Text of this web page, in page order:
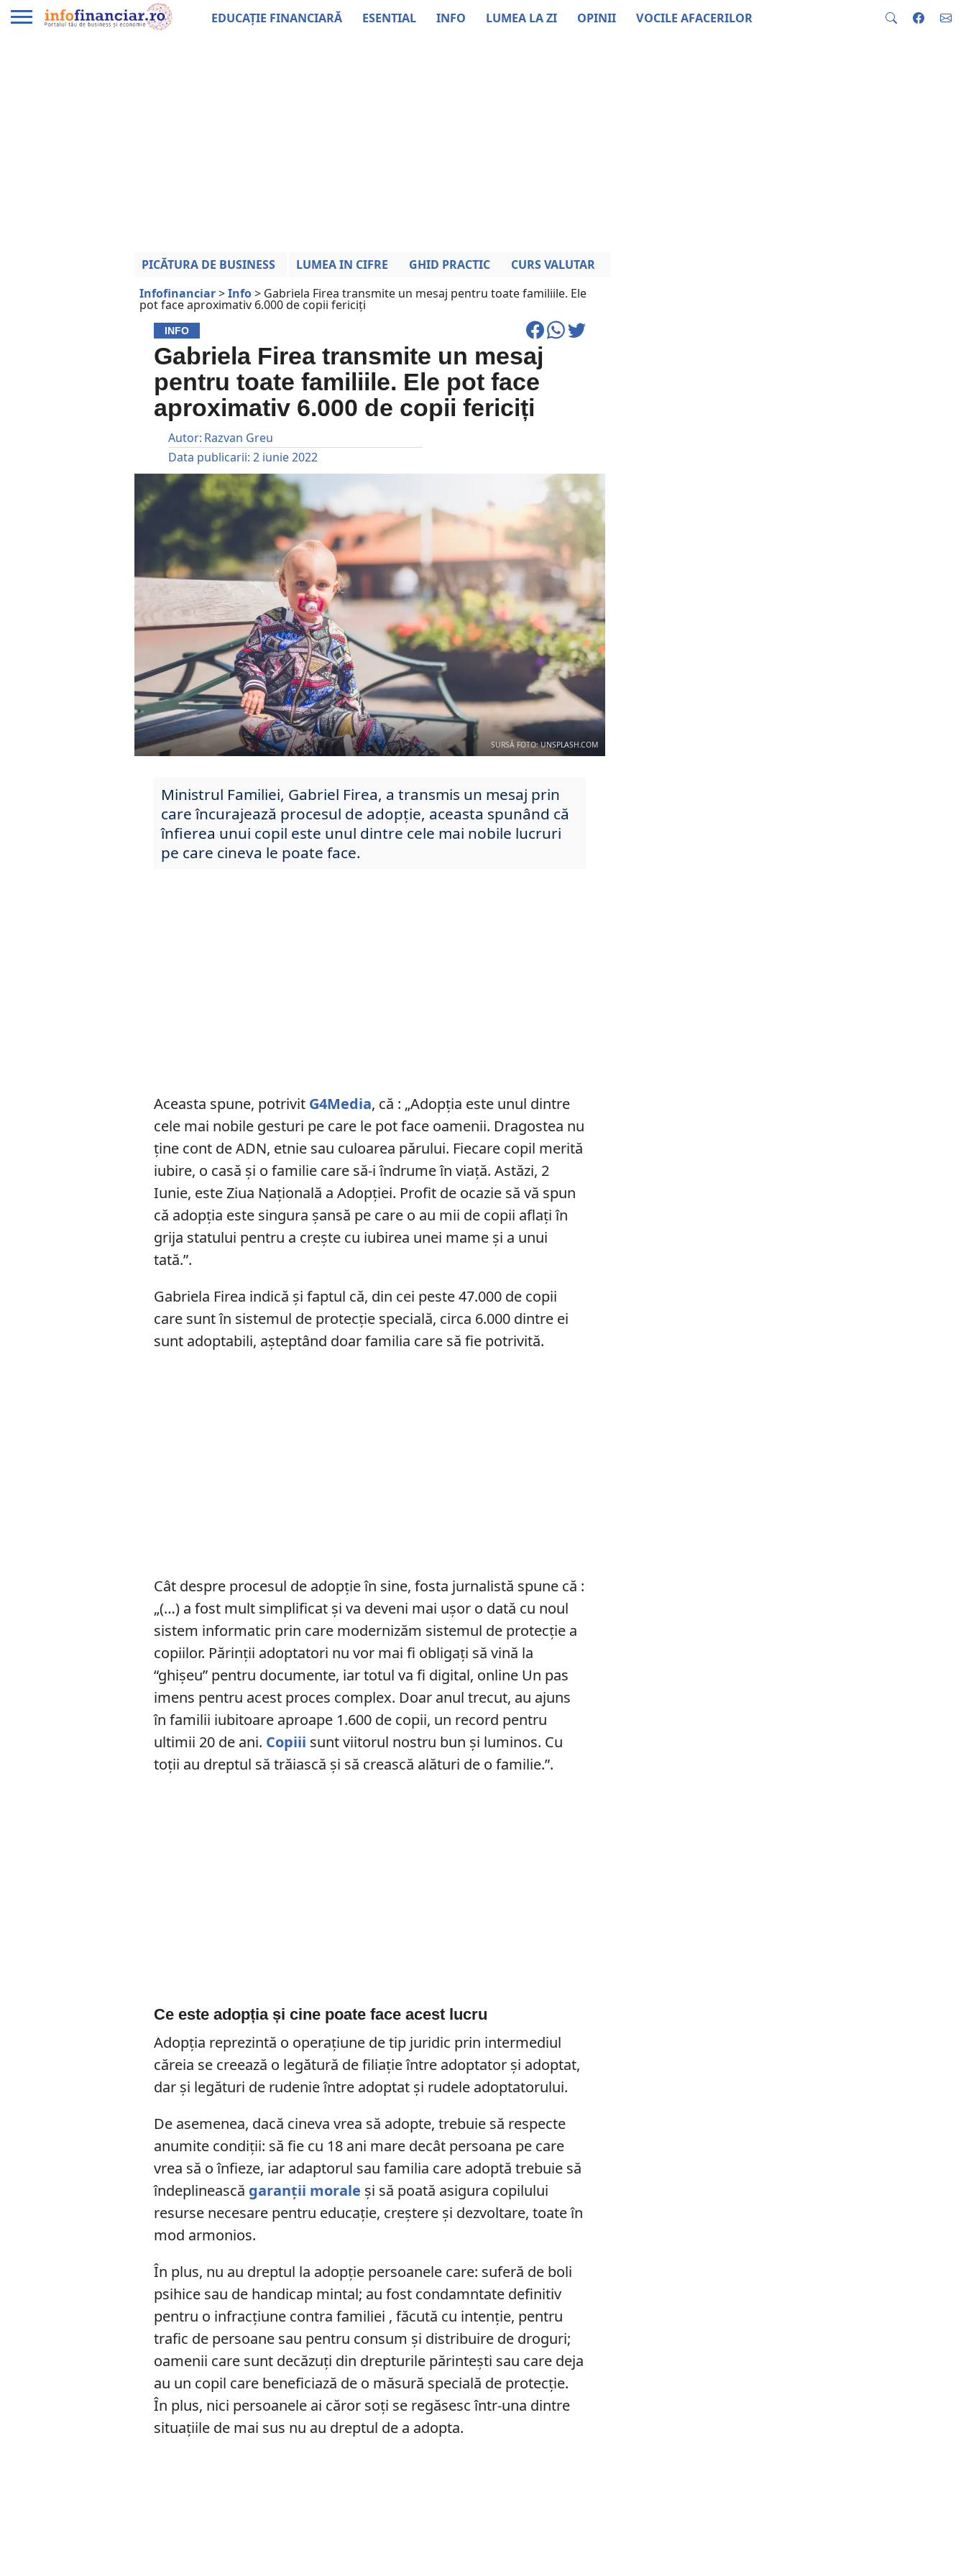
EDUCAȚIE FINANCIARĂ ESENTIAL INFO LUMEA LA ZI OPINII VOCILE AFACERILOR
PICĂTURA DE BUSINESS LUMEA IN CIFRE GHID PRACTIC
CURS VALUTAR
Infofinanciar>Info> Gabriela Firea transmite un mesaj pentru toate familiile. Ele
pot face aproximativ 6.000 de copii fericiți
INFO
Gabriela Firea transmite un mesaj
pentru toate familiile. Ele pot face
aproximativ 6.000 de copii fericiți
Autor: Razvan Greu
Data publicarii: 2 iunie 2022
SURSĂ FOTO: UNSPLASH.COM
Ministrul Familiei, Gabriel Firea, a transmis un mesaj prin
care încurajează procesul de adopție, aceasta spunând că
înfierea unui copil este unul dintre cele mai nobile lucruri
pe care cineva le poate face.
Aceasta spune, potrivit G4Media, că : „Adopţia este unul dintre
cele mai nobile gesturi pe care le pot face oamenii. Dragostea nu
ţine cont de ADN, etnie sau culoarea părului. Fiecare copil merită
iubire, o casă şi o familie care să-i îndrume în viaţă. Astăzi, 2
Iunie, este Ziua Naţională a Adopţiei. Profit de ocazie să vă spun
că adopţia este singura şansă pe care o au mii de copii aflaţi în
grija statului pentru a creşte cu iubirea unei mame şi a unui
tată.”.
Gabriela Firea indică și faptul că, din cei peste 47.000 de copii
care sunt în sistemul de protecție specială, circa 6.000 dintre ei
sunt adoptabili, așteptând doar familia care să fie potrivită.
Cât despre procesul de adopție în sine, fosta jurnalistă spune că :
„(…) a fost mult simplificat şi va deveni mai uşor o dată cu noul
sistem informatic prin care modernizăm sistemul de protecţie a
copiilor. Părinţii adoptatori nu vor mai fi obligaţi să vină la
“ghişeu” pentru documente, iar totul va fi digital, online Un pas
imens pentru acest proces complex. Doar anul trecut, au ajuns
în familii iubitoare aproape 1.600 de copii, un record pentru
ultimii 20 de ani. Copiii sunt viitorul nostru bun şi luminos. Cu
toţii au dreptul să trăiască şi să crească alături de o familie.”.
Ce este adopția și cine poate face acest lucru
Adopția reprezintă o operațiune de tip juridic prin intermediul
căreia se creează o legătură de filiație între adoptator și adoptat,
dar și legături de rudenie între adoptat și rudele adoptatorului.
De asemenea, dacă cineva vrea să adopte, trebuie să respecte
anumite condiții: să fie cu 18 ani mare decât persoana pe care
vrea să o înfieze, iar adaptorul sau familia care adoptă trebuie să
îndeplinească garanții morale și să poată asigura copilului
resurse necesare pentru educație, creștere și dezvoltare, toate în
mod armonios.
În plus, nu au dreptul la adopție persoanele care: suferă de boli
psihice sau de handicap mintal; au fost condamntate definitiv
pentru o infracțiune contra familiei , făcută cu intenție, pentru
trafic de persoane sau pentru consum și distribuire de droguri;
oamenii care sunt decăzuți din drepturile părintești sau care deja
au un copil care beneficiază de o măsură specială de protecție.
În plus, nici persoanele ai căror soți se regăsesc într-una dintre
situațiile de mai sus nu au dreptul de a adopta.